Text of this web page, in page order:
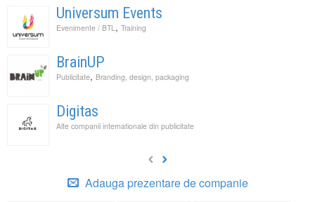
Universum Events
Evenimente / BTL, Training
BrainUP
Publicitate, Branding, design, packaging
Digitas
Alte companii internationale din publicitate
Adauga prezentare de companie